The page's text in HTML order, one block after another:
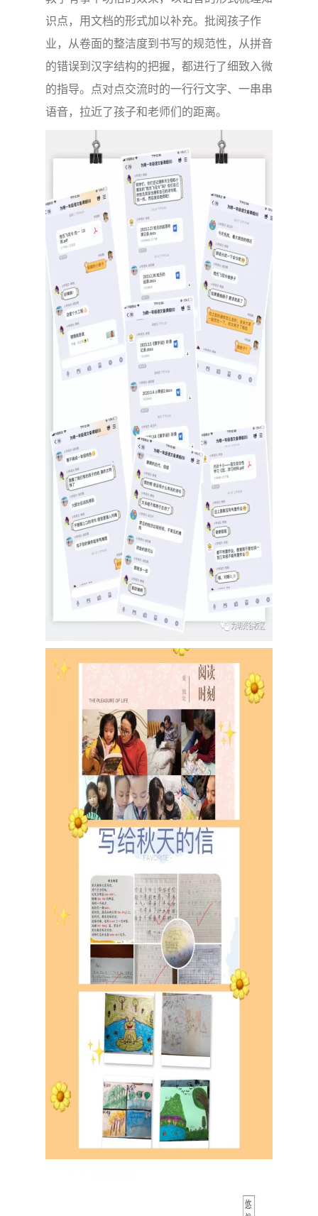
识点，用文档的形式加以补充。批阅孩子作
业，从卷面的整洁度到书写的规范性，从拼音
的错误到汉字结构的把握，都进行了细致入微
的指导。点对点交流时的一行行文字、一串串
语音，拉近了孩子和老师们的距离。